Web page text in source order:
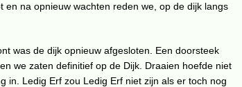
en na opnieuw wachten reden we, op de dijk langs
was de dijk opnieuw afgesloten. Een doorsteek
we zaten definitief op de Dijk. Draaien hoefde niet
in. Ledig Erf zou Ledig Erf niet zijn als er toch nog